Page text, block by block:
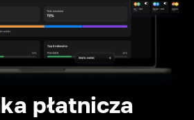
płatnicza